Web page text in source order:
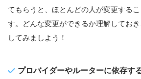
てもらうと、ほとんどの人が変更する
す。どんな変更ができるか理解してお
してみましよう！
プロバイダーやルーターに依存す